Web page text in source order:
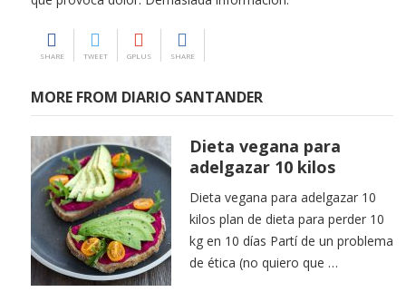
SHARE TWEET GPLUS SHARE
MORE FROM DIARIO SANTANDER
Dieta vegana para
adelgazar 10 kilos
Dieta vegana para adelgazar 10
kilos plan de dieta para perder 10
kg en 10 días Partí de un problema
de ética (no quiero que …